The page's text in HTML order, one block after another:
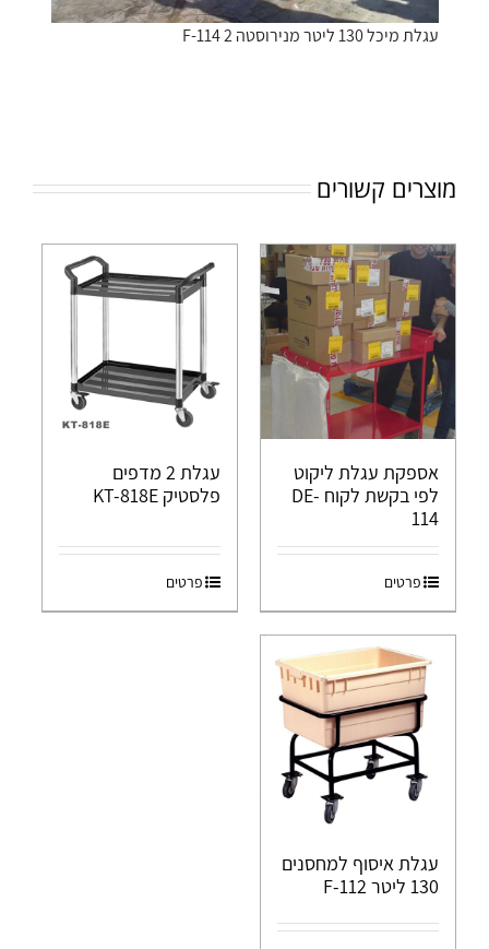
עגלת מיכל 130 ליטר מנירוסטה F-114 2
מוצרים קשורים
אספקת עגלת ליקוט
לפי בקשת לקוח DE-
114
פרטים
עגלת 2 מדפים
פלסטיק KT-818E
פרטים
עגלת איסוף למחסנים
130 ליטר F-112